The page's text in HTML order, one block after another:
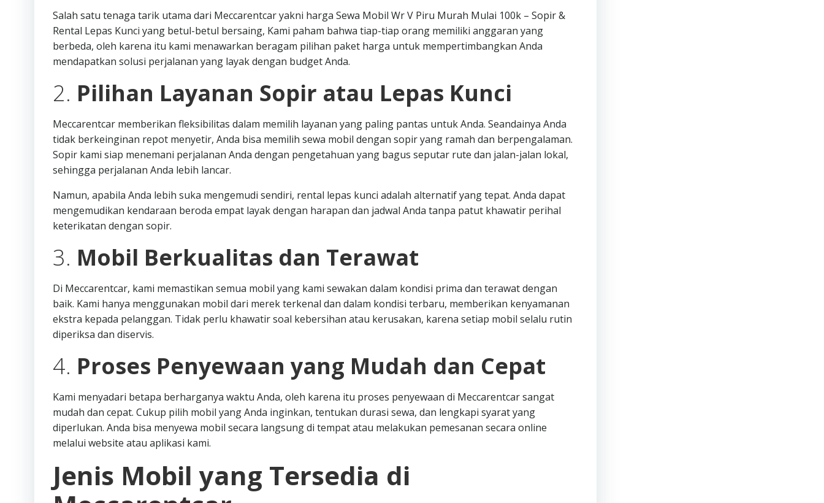
Salah satu tenaga tarik utama dari Meccarentcar yakni harga Sewa Mobil Wr V Piru Murah Mulai 100k – Sopir &
Rental Lepas Kunci yang betul-betul bersaing, Kami paham bahwa tiap-tiap orang memiliki anggaran yang
berbeda, oleh karena itu kami menawarkan beragam pilihan paket harga untuk mempertimbangkan Anda
mendapatkan solusi perjalanan yang layak dengan budget Anda.
2. Pilihan Layanan Sopir atau Lepas Kunci
Meccarentcar memberikan fleksibilitas dalam memilih layanan yang paling pantas untuk Anda. Seandainya Anda
tidak berkeinginan repot menyetir, Anda bisa memilih sewa mobil dengan sopir yang ramah dan berpengalaman.
Sopir kami siap menemani perjalanan Anda dengan pengetahuan yang bagus seputar rute dan jalan-jalan lokal,
sehingga perjalanan Anda lebih lancar.
Namun, apabila Anda lebih suka mengemudi sendiri, rental lepas kunci adalah alternatif yang tepat. Anda dapat
mengemudikan kendaraan beroda empat layak dengan harapan dan jadwal Anda tanpa patut khawatir perihal
keterikatan dengan sopir.
3. Mobil Berkualitas dan Terawat
Di Meccarentcar, kami memastikan semua mobil yang kami sewakan dalam kondisi prima dan terawat dengan
baik. Kami hanya menggunakan mobil dari merek terkenal dan dalam kondisi terbaru, memberikan kenyamanan
ekstra kepada pelanggan. Tidak perlu khawatir soal kebersihan atau kerusakan, karena setiap mobil selalu rutin
diperiksa dan diservis.
4. Proses Penyewaan yang Mudah dan Cepat
Kami menyadari betapa berharganya waktu Anda, oleh karena itu proses penyewaan di Meccarentcar sangat
mudah dan cepat. Cukup pilih mobil yang Anda inginkan, tentukan durasi sewa, dan lengkapi syarat yang
diperlukan. Anda bisa menyewa mobil secara langsung di tempat atau melakukan pemesanan secara online
melalui website atau aplikasi kami.
Jenis Mobil yang Tersedia di